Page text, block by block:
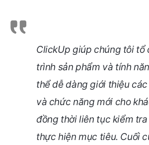
ClickUp giúp chúng tôi tổ
trình sản phẩm và tính
thể dễ dàng giới thiệu
và chức năng mới cho
đồng thời liên tục kiểm
thực hiện mục tiêu. Cuối